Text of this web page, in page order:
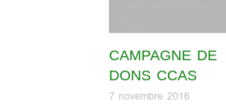
CAMPAGNE DE
DONS CCAS
7 novembre 2016